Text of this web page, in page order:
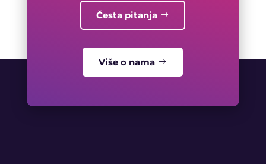
Česta pitanja
Više o nama